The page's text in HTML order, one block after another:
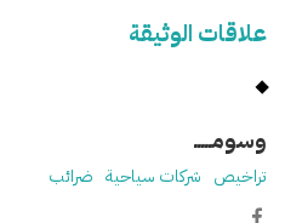
علاقات الوثيقة
وسومـــــ
تراخيص شركات سياحية ضرائب